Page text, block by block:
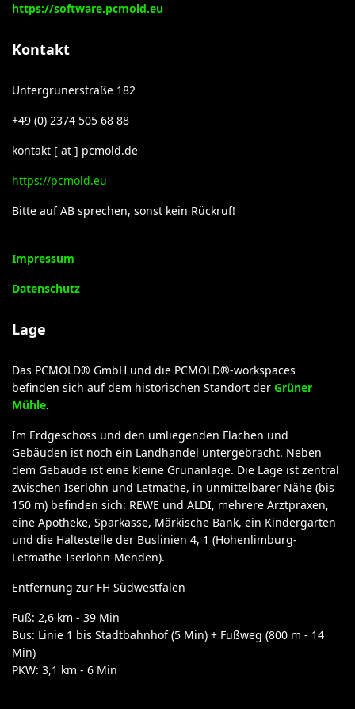
https://software.pcmold.eu
Kontakt
Untergrünerstraße 182
+49 (0) 2374 505 68 88
kontakt [ at ] pcmold.de
https://pcmold.eu
Bitte auf AB sprechen, sonst kein Rückruf!
Impressum
Datenschutz
Lage
Das PCMOLD® GmbH und die PCMOLD®-workspaces
befinden sich auf dem historischen Standort der Grüner
Mühle.
Im Erdgeschoss und den umliegenden Flächen und
Gebäuden ist noch ein Landhandel untergebracht. Neben
dem Gebäude ist eine kleine Grünanlage. Die Lage ist zentral
zwischen Iserlohn und Letmathe, in unmittelbarer Nähe (bis
150 m) befinden sich: REWE und ALDI, mehrere Arztpraxen,
eine Apotheke, Sparkasse, Märkische Bank, ein Kindergarten
und die Haltestelle der Buslinien 4, 1 (Hohenlimburg-
Letmathe-Iserlohn-Menden).
Entfernung zur FH Südwestfalen
Fuß: 2,6 km - 39 Min
Bus: Linie 1 bis Stadtbahnhof (5 Min) + Fußweg (800 m - 14
Min)
PKW: 3,1 km - 6 Min